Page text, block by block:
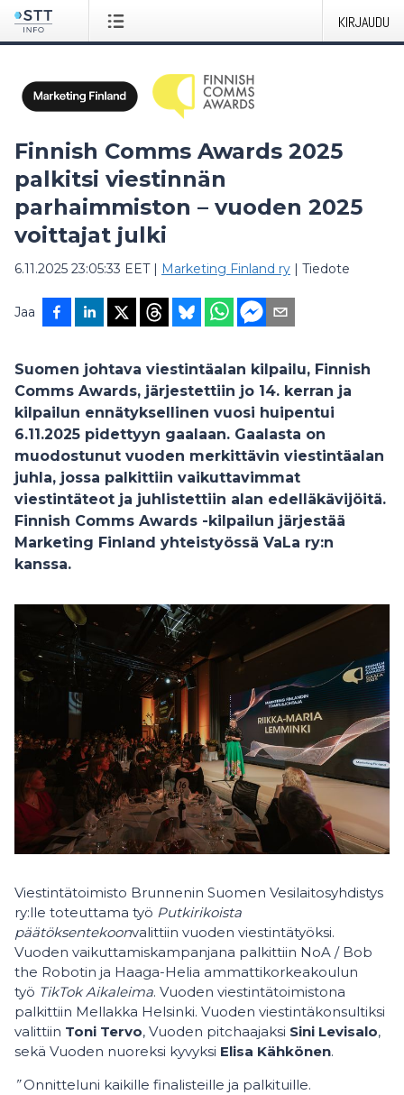
KIRJAUDU
Finnish Comms Awards 2025
palkitsi viestinnän
parhaimmiston – vuoden 2025
voittajat julki
6.11.2025 23:05:33 EET| Marketing Finland ry | Tiedote
Jaa
Suomen johtava viestintäalan kilpailu, Finnish
Comms Awards, järjestettiin jo 14. kerran ja
kilpailun ennätyksellinen vuosi huipentui
6.11.2025 pidettyyn gaalaan. Gaalasta on
muodostunut vuoden merkittävin viestintäalan
juhla, jossa palkittiin vaikuttavimmat
viestintäteot ja juhlistettiin alan edelläkävijöitä.
Finnish Comms Awards -kilpailun järjestää
Marketing Finland yhteistyössä VaLa ry:n
kanssa.
Viestintätoimisto Brunnenin Suomen Vesilaitosyhdistys
ry:lle toteuttama työ Putkirikoista
päätöksentekoonvalittiin vuoden viestintätyöksi.
Vuoden vaikuttamiskampanjana palkittiin NoA / Bob
the Robotin ja Haaga-Helia ammattikorkeakoulun
työ TikTok Aikaleima. Vuoden viestintätoimistona
palkittiin Mellakka Helsinki. Vuoden viestintäkonsultiksi
valittiin Toni Tervo, Vuoden pitchaajaksi Sini Levisalo,
sekä Vuoden nuoreksi kyvyksi Elisa Kähkönen.
”Onnitteluni kaikille finalisteille ja palkituille.